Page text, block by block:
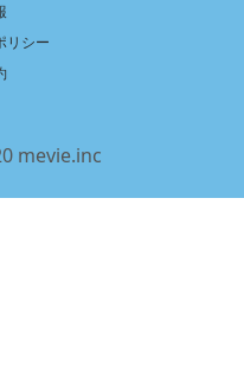
リシー
mevie.inc